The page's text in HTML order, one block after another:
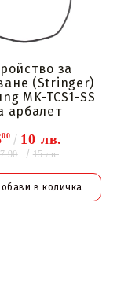
за
(Stringer)
MK-TCS1-SS
арбалет
00 10 лв.
15 лв.